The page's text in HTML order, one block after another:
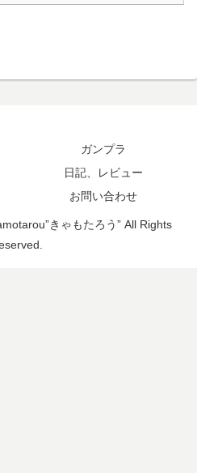
ガンプラ
日記、レビュー
お問い合わせ
きゃもたろう” All Rights